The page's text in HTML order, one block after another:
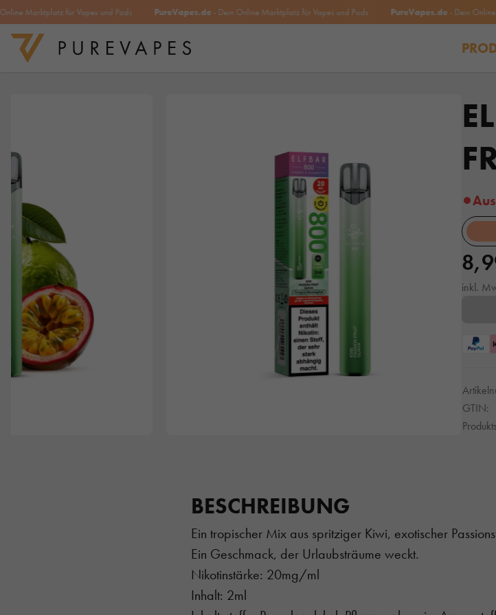
Marktplatz für Vapes und Pods PureVapes.de- Dein Online Marktplatz für Vapes und Pods PureVapes.de- Dein Online
inkl.
GTIN:
BESCHREIBUNG
Ein tropischer Mix aus spritziger Kiwi, exotischer
Ein Geschmack, der Urlaubsträume weckt.
Nikotinstärke: 20mg/ml
Inhalt: 2ml